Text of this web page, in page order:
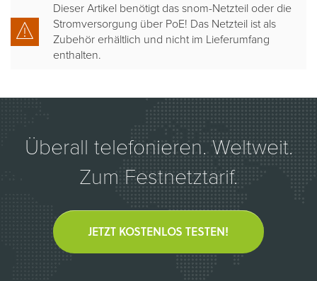
Dieser Artikel benötigt das snom-Netzteil oder die
Stromversorgung über PoE! Das Netzteil ist als
Zubehör erhältlich und nicht im Lieferumfang
enthalten.
Überall telefonieren. Weltweit.
Zum Festnetztarif.
JETZT KOSTENLOS TESTEN!